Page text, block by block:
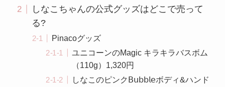
しなこちゃんの公式グッズはどこで売って
る?
Pinacoグッズ
ユニコーンのMagic キラキラバスボム
（110g）1,320円
しなこのピンク𝖡𝗎𝖻𝖻𝗅𝖾ボディ&ハンド